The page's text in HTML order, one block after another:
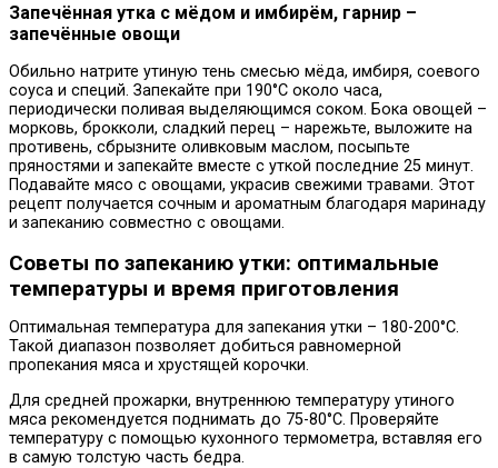
Запечённая утка с мёдом и имбирём, гарнир –
запечённые овощи
Обильно натрите утиную тень смесью мёда, имбиря, соевого
соуса и специй. Запекайте при 190°C около часа,
периодически поливая выделяющимся соком. Бока овощей –
морковь, брокколи, сладкий перец – нарежьте, выложите на
противень, сбрызните оливковым маслом, посыпьте
пряностями и запекайте вместе с уткой последние 25 минут.
Подавайте мясо с овощами, украсив свежими травами. Этот
рецепт получается сочным и ароматным благодаря маринаду
и запеканию совместно с овощами.
Советы по запеканию утки: оптимальные
температуры и время приготовления
Оптимальная температура для запекания утки – 180-200°C.
Такой диапазон позволяет добиться равномерной
пропекания мяса и хрустящей корочки.
Для средней прожарки, внутреннюю температуру утиного
мяса рекомендуется поднимать до 75-80°C. Проверяйте
температуру с помощью кухонного термометра, вставляя его
в самую толстую часть бедра.